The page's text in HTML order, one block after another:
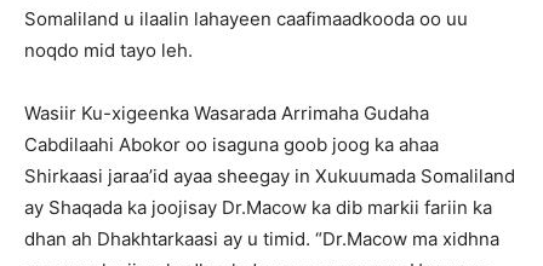
Somaliland u ilaalin lahayeen caafimaadkooda oo uu
noqdo mid tayo leh.
Wasiir Ku-xigeenka Wasarada Arrimaha Gudaha
Cabdilaahi Abokor oo isaguna goob joog ka ahaa
Shirkaasi jaraa’id ayaa sheegay in Xukuumada Somaliland
ay Shaqada ka joojisay Dr.Macow ka dib markii fariin ka
dhan ah Dhakhtarkaasi ay u timid. “Dr.Macow ma xidhna